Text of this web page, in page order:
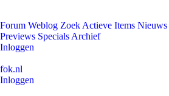
Forum Weblog Zoek Actieve Items Nieuws
Previews Specials Archief
Inloggen
fok.nl
Inloggen